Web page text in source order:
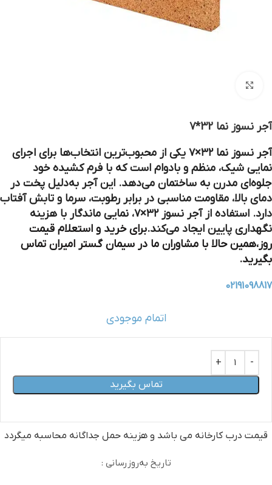
آجر نسوز نما 32*7
آجر نسوز نما ۳۲×۷ یکی از محبوب‌ترین انتخاب‌ها برای اجرای
نمایی شیک، منظم و بادوام است که با فرم کشیده خود
جلوه‌ای مدرن به ساختمان می‌دهد. این آجر به‌دلیل پخت در
دمای بالا، مقاومت مناسبی در برابر رطوبت، سرما و تابش آفتاب
دارد. استفاده از آجر نسوز ۳۲×۷، نمایی ماندگار با هزینه
نگهداری پایین ایجاد می‌کند.برای خرید و استعلام قیمت
روز،همین حالا با مشاوران ما در سیمان گستر امیران تماس
بگیرید.
02191098817
اتمام موجودی
تماس بگیرید
قیمت درب کارخانه می‏ باشد و هزینه حمل جداگانه محاسبه میگردد
تاریخ به‌روزرسانی :